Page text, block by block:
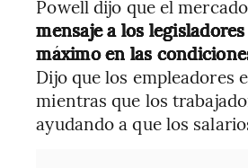
Powell dijo que el
mensaje a los
máximo en las
Dijo que los empleadores
mientras que los
ayudando a que los